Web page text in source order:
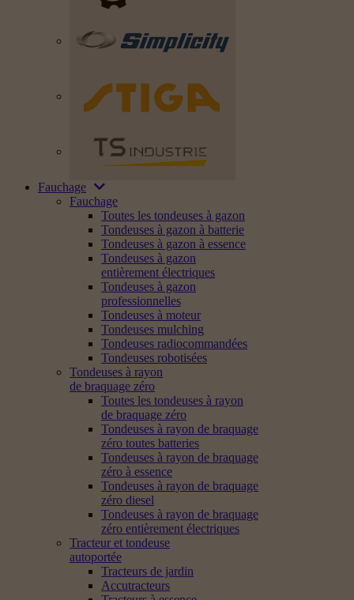
Fauchage
Fauchage
Toutes les tondeuses à gazon
Tondeuses à gazon à batterie
Tondeuses à gazon à essence
Tondeuses à gazon
entièrement électriques
Tondeuses à gazon
professionnelles
Tondeuses à moteur
Tondeuses mulching
Tondeuses radiocommandées
Tondeuses robotisées
Tondeuses à rayon
de braquage zéro
Toutes les tondeuses à rayon
de braquage zéro
Tondeuses à rayon de braquage
zéro toutes batteries
Tondeuses à rayon de braquage
zéro à essence
Tondeuses à rayon de braquage
zéro diesel
Tondeuses à rayon de braquage
zéro entièrement électriques
Tracteur et tondeuse
autoportée
Tracteurs de jardin
Accutracteurs